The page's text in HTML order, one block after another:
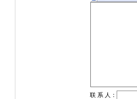
联 系 人：